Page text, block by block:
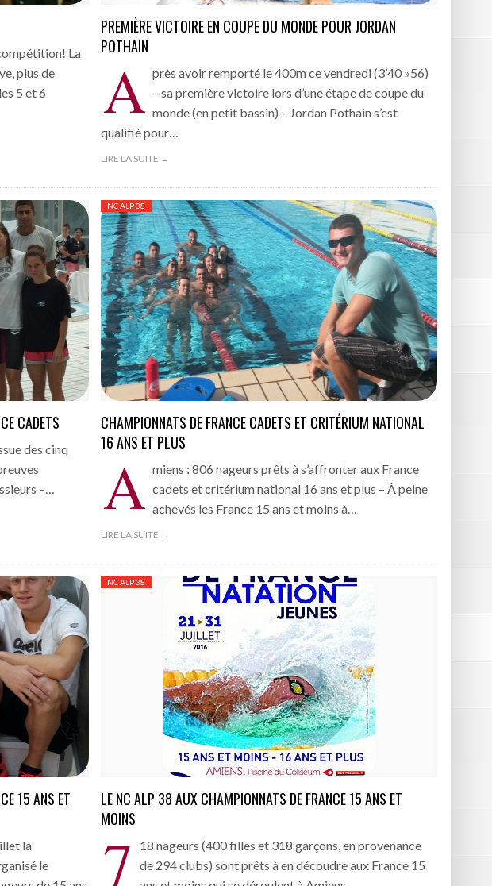
La
plus de
5 et 6
PREMIÈRE VICTOIRE EN COUPE DU MONDE POUR JORDAN
POTHAIN
A près avoir remporté le 400m ce vendredi (3’40 »56)
– sa première victoire lors d’une étape de coupe du
monde (en petit bassin) – Jordan Pothain s’est
qualifié pour…
LIRE LA SUITE →
CADETS
des cinq
–…
NC ALP 38
CHAMPIONNATS DE FRANCE CADETS ET CRITÉRIUM NATIONAL
16 ANS ET PLUS
A miens : 806 nageurs prêts à s’affronter aux France
cadets et critérium national 16 ans et plus – À peine
achevés les France 15 ans et moins à…
LIRE LA SUITE →
15 ANS ET
la
le
NC ALP 38
LE NC ALP 38 AUX CHAMPIONNATS DE FRANCE 15 ANS ET
MOINS
7
18 nageurs (400 filles et 318 garçons, en provenance
de 294 clubs) sont prêts à en découdre aux France 15